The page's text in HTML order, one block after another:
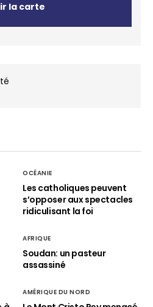
la carte
OCÉANIE
Les catholiques peuvent
s’opposer aux spectacles
ridiculisant la foi
AFRIQUE
Soudan: un pasteur
assassiné
AMÉRIQUE DU NORD